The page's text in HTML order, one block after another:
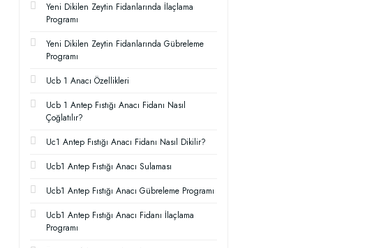
Yeni Dikilen Zeytin Fidanlarında İlaçlama
Programı
Yeni Dikilen Zeytin Fidanlarında Gübreleme
Programı
Ucb 1 Anacı Özellikleri
Ucb 1 Antep Fıstığı Anacı Fidanı Nasıl
Çoğlatılır?
Uc1 Antep Fıstığı Anacı Fidanı Nasıl Dikilir?
Ucb1 Antep Fıstığı Anacı Sulaması
Ucb1 Antep Fıstığı Anacı Gübreleme Programı
Ucb1 Antep Fıstığı Anacı Fidanı İlaçlama
Programı